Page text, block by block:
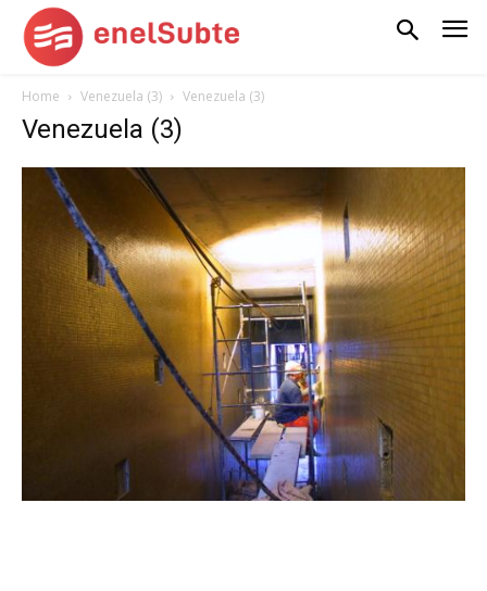
Home Venezuela (3) Venezuela (3)
Venezuela (3)